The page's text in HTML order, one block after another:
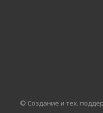
© Создание и тех.